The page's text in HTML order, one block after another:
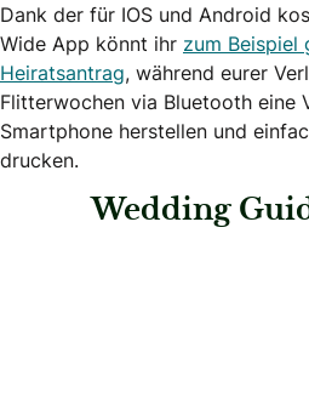
Dank der für IOS und Android
Wide App könnt ihr zum Beispiel
Heiratsantrag, während eurer
Flitterwochen via Bluetooth eine
Smartphone herstellen und
drucken.
Wedding